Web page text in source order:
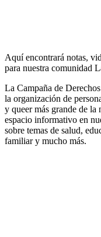
Aquí encontrará notas,
para nuestra comunidad
La Campaña de
la organización de
y queer más grande de la
espacio informativo en
sobre temas de salud,
familiar y mucho más.